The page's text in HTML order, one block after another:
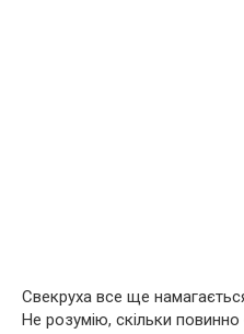
Свекруха все ще
Не розумію, скільки